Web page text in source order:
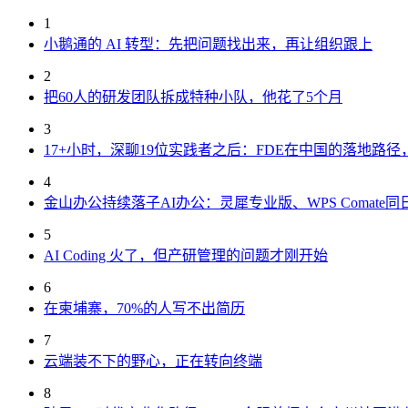
1
小鹅通的 AI 转型：先把问题找出来，再让组织跟上
2
把60人的研发团队拆成特种小队，他花了5个月
3
17+小时，深聊19位实践者之后：FDE在中国的落地路径
4
金山办公持续落子AI办公：灵犀专业版、WPS Comate同
5
AI Coding 火了，但产研管理的问题才刚开始
6
在柬埔寨，70%的人写不出简历
7
云端装不下的野心，正在转向终端
8